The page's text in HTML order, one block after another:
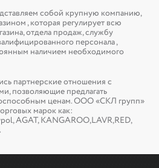
собой крупную компанию,
, которая регулирует всю
отдела продаж, службу
персонала ,
наличием необходимого
партнерские отношения с
позволяющие предлагать
ценам. ООО «СКЛ групп»
марок как:
AGAT, KANGAROO,LAVR,RED,